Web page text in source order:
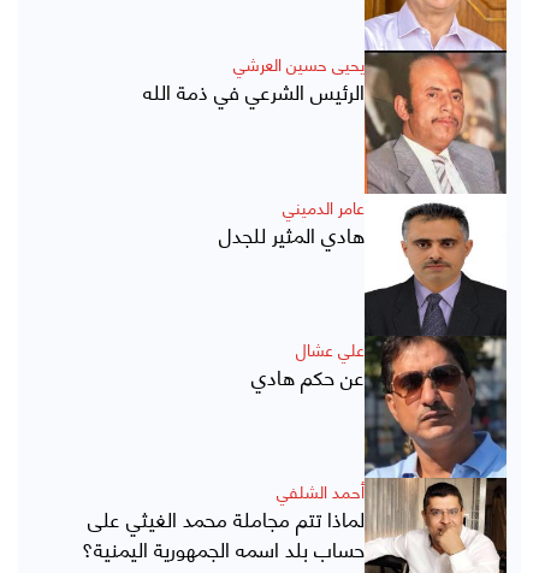
يحيى حسين العرشي
الرئيس الشرعي في ذمة الله
عامر الدميني
هادي المثير للجدل
علي عشال
عن حكم هادي
أحمد الشلفي
لماذا تتم مجاملة محمد الغيثي على
حساب بلد اسمه الجمهورية اليمنية؟